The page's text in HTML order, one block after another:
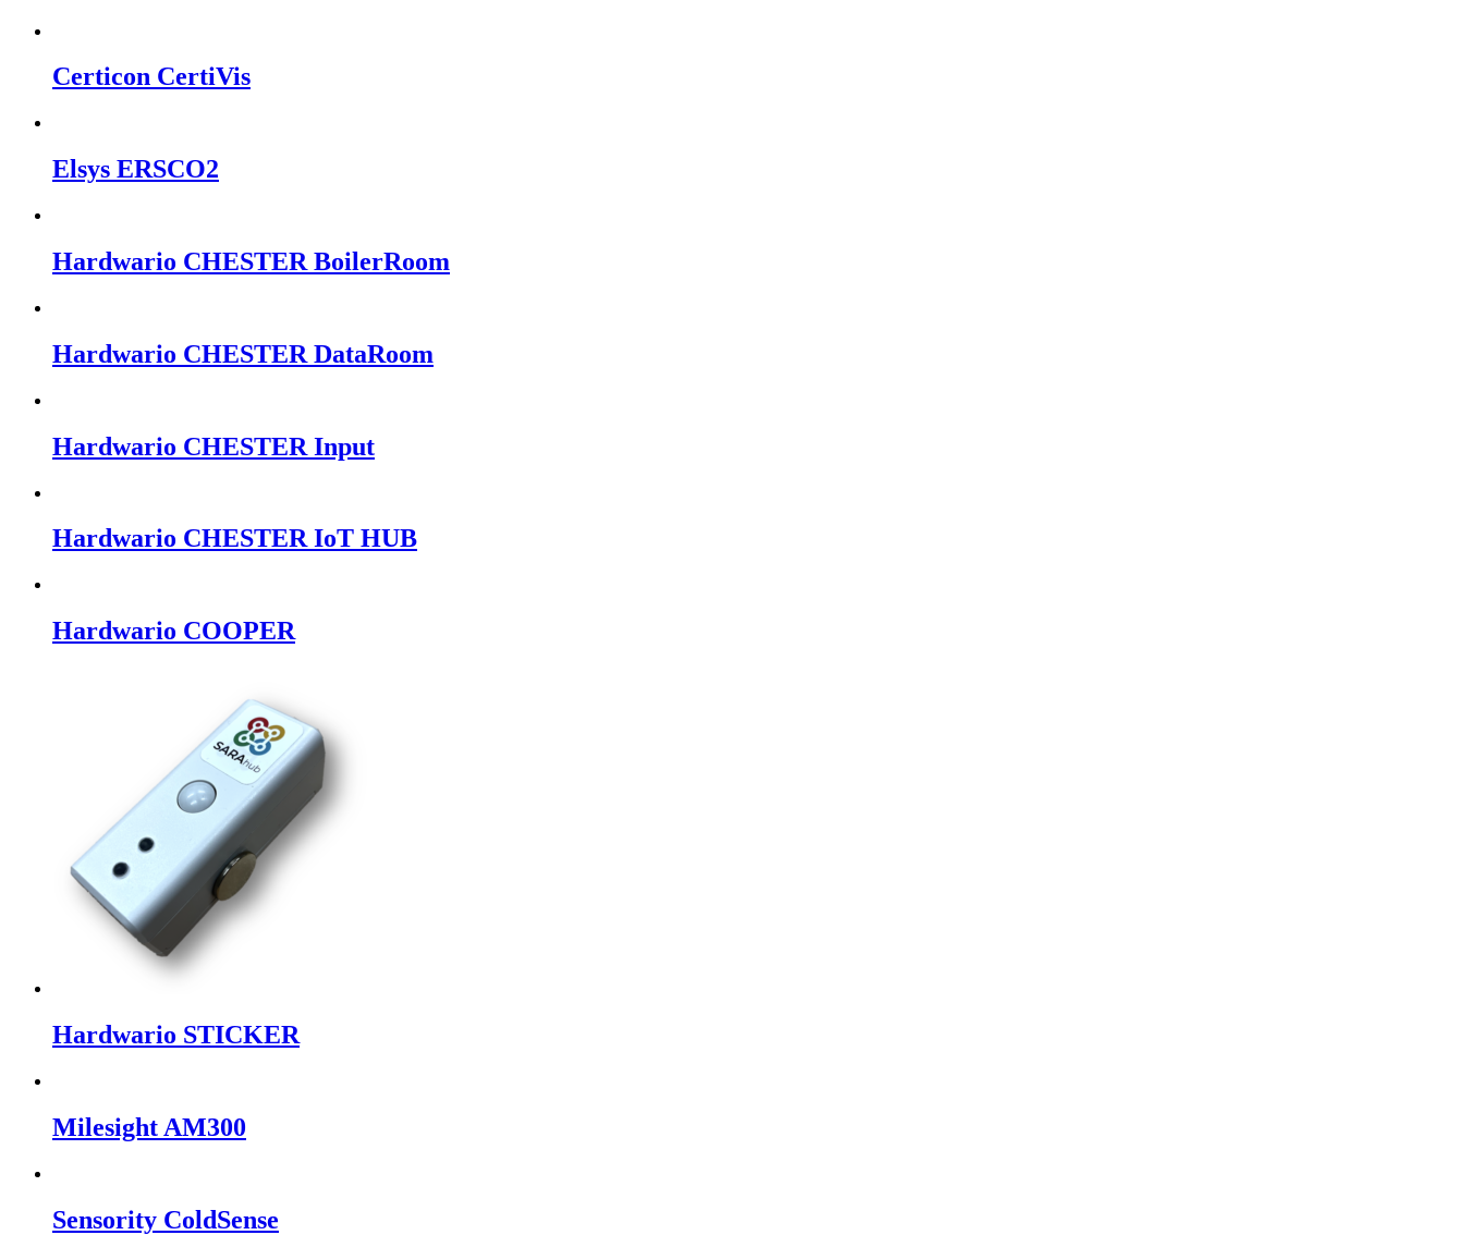
Certicon CertiVis
Elsys ERSCO2
Hardwario CHESTER BoilerRoom
Hardwario CHESTER DataRoom
Hardwario CHESTER Input
Hardwario CHESTER IoT HUB
Hardwario COOPER
Hardwario STICKER
Milesight AM300
Sensority ColdSense